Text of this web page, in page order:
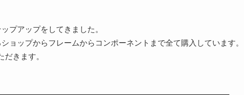
プアップをしてきました。
ョップからフレームからコンポーネントまで全て購入しています。
きます。